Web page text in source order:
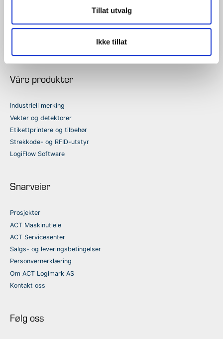
Tillat utvalg
Ikke tillat
Avdeling Trondheim
Våre produkter
Industriell merking
Vekter og detektorer
Etikettprintere og tilbehør
Strekkode- og RFID-utstyr
LogiFlow Software
Snarveier
Prosjekter
ACT Maskinutleie
ACT Servicesenter
Salgs- og leveringsbetingelser
Personvernerklæring
Om ACT Logimark AS
Kontakt oss
Følg oss